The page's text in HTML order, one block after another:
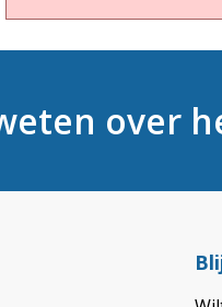
over